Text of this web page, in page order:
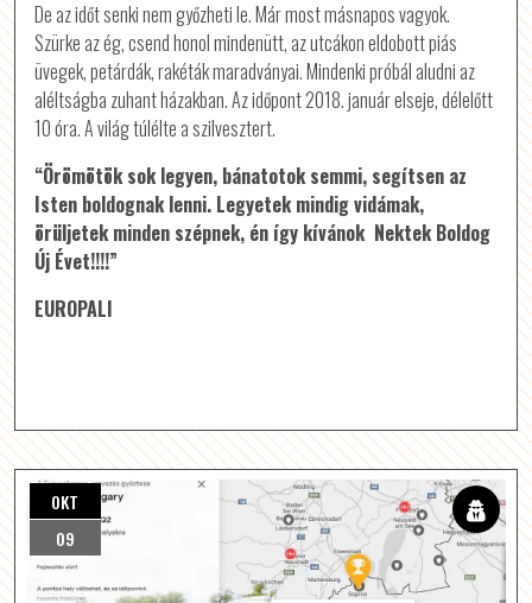
De az időt senki nem győzheti le. Már most másnapos vagyok.
Szürke az ég, csend honol mindenütt, az utcákon eldobott piás
üvegek, petárdák, rakéták maradványai. Mindenki próbál aludni az
aléltságba zuhant házakban. Az időpont 2018. január elseje, délelőtt
10 óra. A világ túlélte a szilvesztert.
“Örömötök sok legyen, bánatotok semmi, segítsen az
Isten boldognak lenni. Legyetek mindig vidámak,
örüljetek minden szépnek, én így kívánok Nektek Boldog
Új Évet!!!!”
EUROPALI
OKT
09